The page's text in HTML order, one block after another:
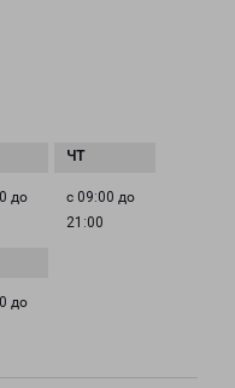
до
с 09:00 до
21:00
до